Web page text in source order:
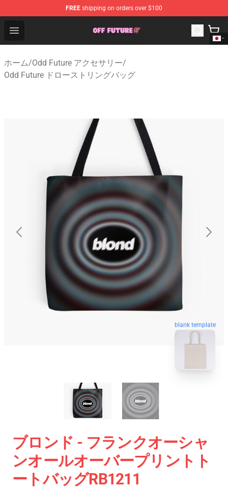
FREE shipping on orders over $100
Open menu
Odd Future Store - Official Odd Future Merchandise Shop
ホーム/Odd Future アクセサリー/
Odd Future ドローストリングバッグ
blank template
ブロンド - フランクオーシャ
ンオールオーバープリントト
ートバッグRB1211